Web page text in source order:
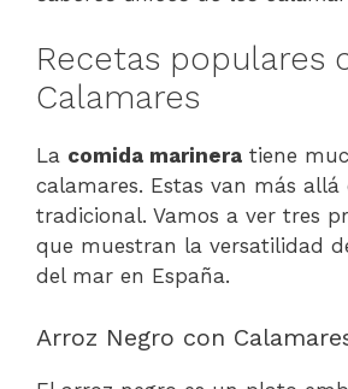
Recetas populares
Calamares
La comida marinera tiene
calamares. Estas van más allá
tradicional. Vamos a ver tres
que muestran la versatilidad
del mar en España.
Arroz Negro con